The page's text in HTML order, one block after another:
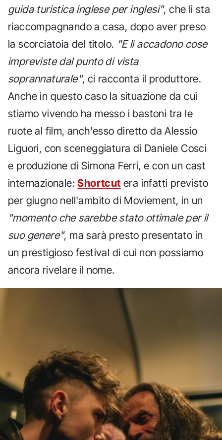
guida turistica inglese per inglesi", che li sta
riaccompagnando a casa, dopo aver preso
la scorciatoia del titolo. "E lì accadono cose
impreviste dal punto di vista
soprannaturale", ci racconta il produttore.
Anche in questo caso la situazione da cui
stiamo vivendo ha messo i bastoni tra le
ruote al film, anch'esso diretto da Alessio
Liguori, con sceneggiatura di Daniele Cosci
e produzione di Simona Ferri, e con un cast
internazionale:Shortcut era infatti previsto
per giugno nell'ambito di Moviement, in un
"momento che sarebbe stato ottimale per il
suo genere", ma sarà presto presentato in
un prestigioso festival di cui non possiamo
ancora rivelare il nome.